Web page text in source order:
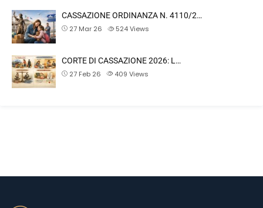
CASSAZIONE ORDINANZA N. 4110/2…
27 Mar 26
524Views
CORTE DI CASSAZIONE 2026: L…
27 Feb 26
409 Views